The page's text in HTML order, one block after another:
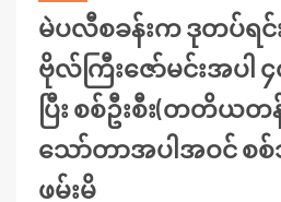
မဲပလီစခန်းက ဒုတပ်ရင်း
ဗိုလ်ကြီးဇော်မင်းအပါ
ပြီး စစ်ဦးစီး(တတိယတ
သော်တာအပါအဝင် စစ်
ဖမ်းမိ